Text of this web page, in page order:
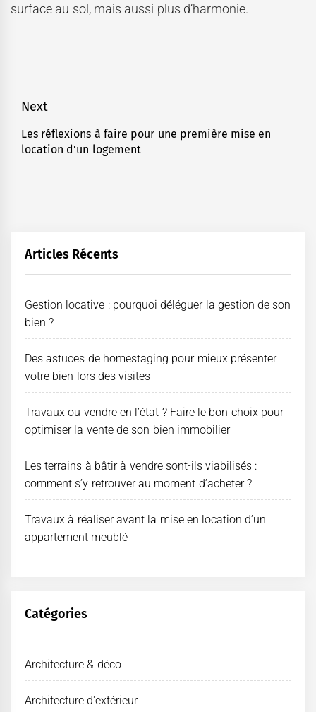
surface au sol, mais aussi plus d’harmonie.
Navigation
de
l’article
Next
Next
post:
Les réflexions à faire pour une première mise en
location d’un logement
Articles Récents
Gestion locative : pourquoi déléguer la gestion de son
bien ?
Des astuces de homestaging pour mieux présenter
votre bien lors des visites
Travaux ou vendre en l’état ? Faire le bon choix pour
optimiser la vente de son bien immobilier
Les terrains à bâtir à vendre sont-ils viabilisés :
comment s’y retrouver au moment d’acheter ?
Travaux à réaliser avant la mise en location d’un
appartement meublé
Catégories
Architecture & déco
Architecture d'extérieur